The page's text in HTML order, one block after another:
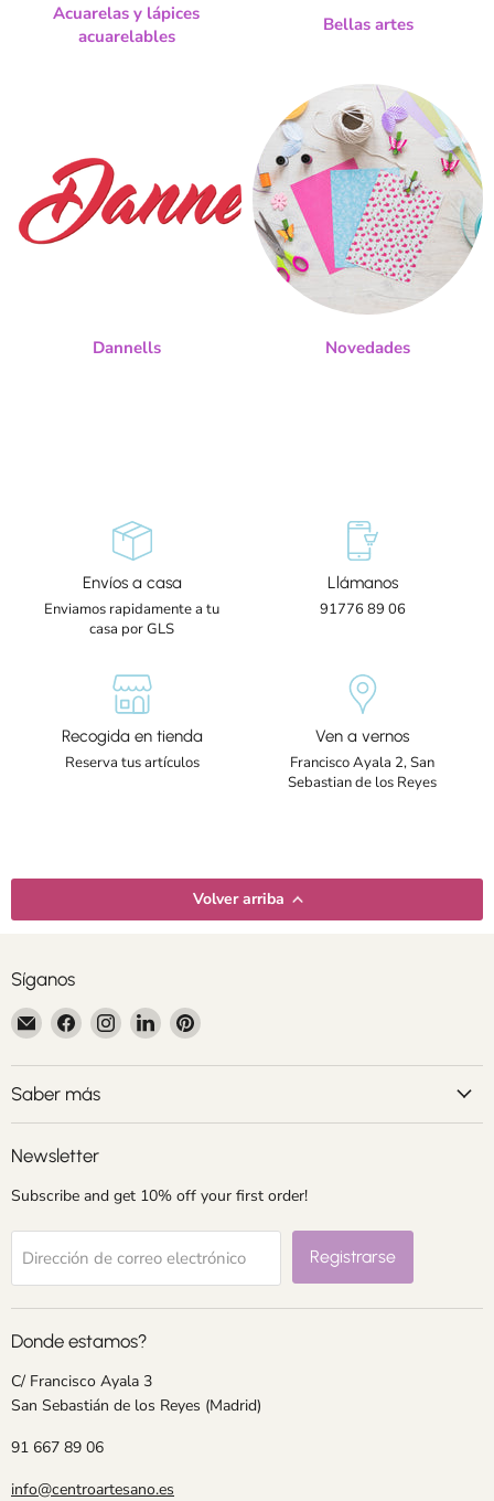
Acuarelas y lápices
acuarelables
Bellas artes
Dannells Novedades
Envíos a casa
Enviamos rapidamente a tu
casa por GLS
Llámanos
91776 89 06
Recogida en tienda
Reserva tus artículos
Ven a vernos
Francisco Ayala 2, San
Sebastian de los Reyes
Volver arriba
Síganos
Encuéntrenos
en
Correo
electrónico
Encuéntrenos
en
Facebook
Encuéntrenos
en
Instagram
Encuéntrenos
en
LinkedIn
Encuéntrenos
Pinterest
Saber más
Newsletter
Subscribe and get 10% off your first order!
Dirección de correo electrónico Registrarse
Donde estamos?
C/ Francisco Ayala 3
San Sebastián de los Reyes (Madrid)
91 667 89 06
info@centroartesano.es